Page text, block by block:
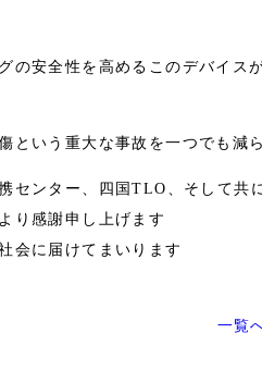
の安全性を高めるこのデバイ
という重大な事故を一つでも減
センター、四国TLO、そして共
り感謝申し上げます
会に届けてまいります
一覧